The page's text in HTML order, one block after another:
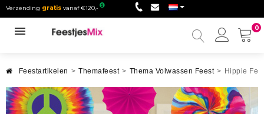
Verzending gratis vanaf €120,-
0
Mijn
Feestartikelen > Themafeest > Thema Volwassen Feest > Hippie